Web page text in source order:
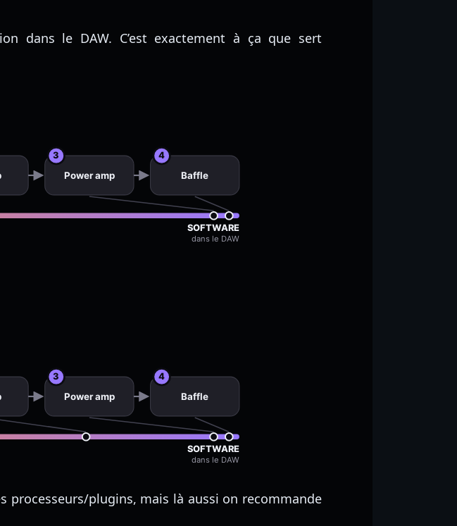
dans le DAW. C’est exactement à ça que sert
Power amp
3
Baffle
4
SOFTWARE
dans le DAW
Power amp
3
Baffle
4
SOFTWARE
dans le DAW
plugins, mais là aussi on recommande